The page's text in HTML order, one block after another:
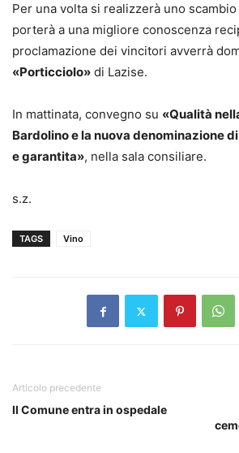
Per una volta si realizzerà uno
porterà a una migliore conoscenza
proclamazione dei vincitori avverrà
«Porticciolo» di Lazise.
In mattinata, convegno su «Qualità
Bardolino e la nuova denominazione
e garantita», nella sala consiliare.
s.z.
TAGS Vino
Articolo precedente
Il Comune entra in ospedale